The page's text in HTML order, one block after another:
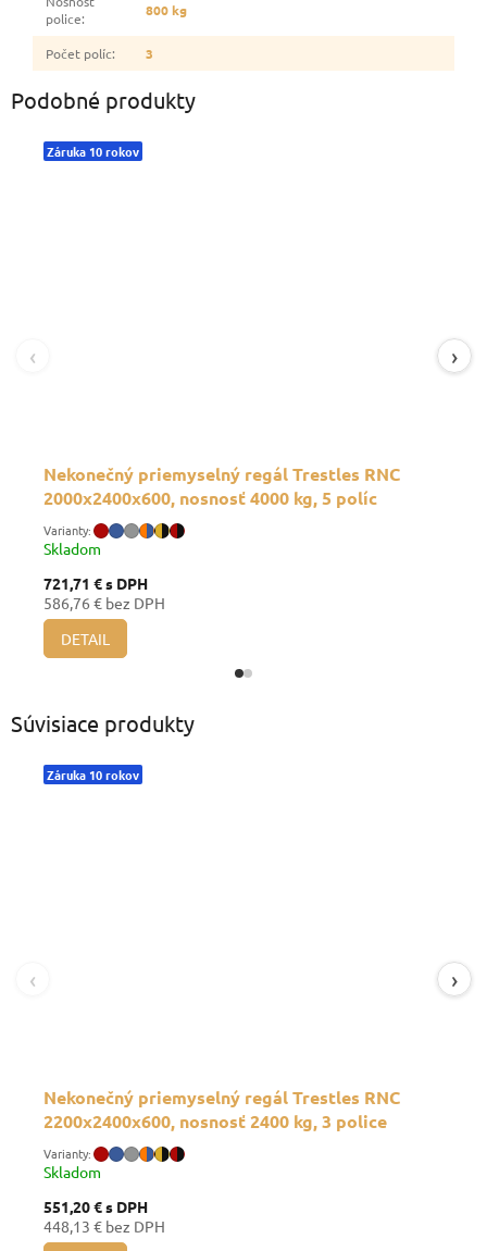
police: 800 kg
Počet políc: 3
Podobné produkty
Záruka 10 rokov
Nekonečný priemyselný regál Trestles RNC
2000x2400x600, nosnosť 4000 kg, 5 políc
Skladom
721,71 €s DPH
586,76 € bez DPH
DETAIL
‹ ›
Súvisiace produkty
Záruka 10 rokov
Nekonečný priemyselný regál Trestles RNC
2200x2400x600, nosnosť 2400 kg, 3 police
Skladom
551,20 €s DPH
448,13 € bez DPH
‹ ›